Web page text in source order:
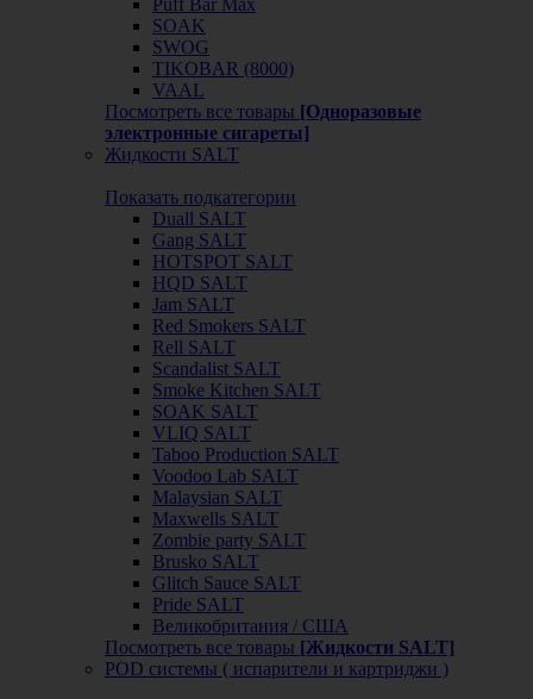
SOAK
SWOG
TIKOBAR (8000)
VAAL
Посмотреть все товары [Одноразовые
электронные сигареты]
Жидкости SALT
Показать подкатегории
Duall SALT
Gang SALT
HOTSPOT SALT
HQD SALT
Jam SALT
Red Smokers SALT
Rell SALT
Scandalist SALT
Smoke Kitchen SALT
SOAK SALT
VLIQ SALT
Taboo Production SALT
Voodoo Lab SALT
Malaysian SALT
Maxwells SALT
Zombie party SALT
Brusko SALT
Glitch Sauce SALT
Pride SALT
Великобритания / США
Посмотреть все товары [Жидкости SALT]
POD системы ( испарители и картриджи )